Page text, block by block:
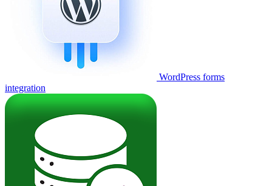
WordPress forms
integration